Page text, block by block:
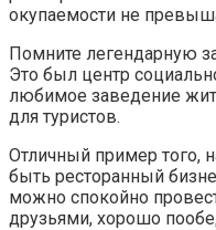
окупаемости не
Помните легендарную
Это был центр
любимое заведение
для туристов.
Отличный пример того,
быть ресторанный
можно спокойно
друзьями, хорошо